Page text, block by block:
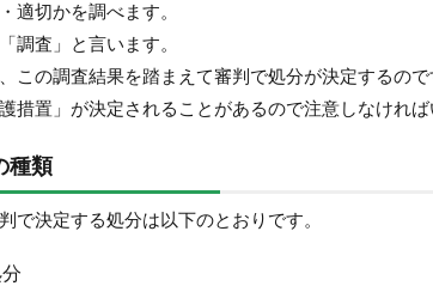
適切かを調べます。
調査」と言います。
この調査結果を踏まえて審判で処分が決定するの
措置」が決定されることがあるので注意しなければ
種類
で決定する処分は以下のとおりです。